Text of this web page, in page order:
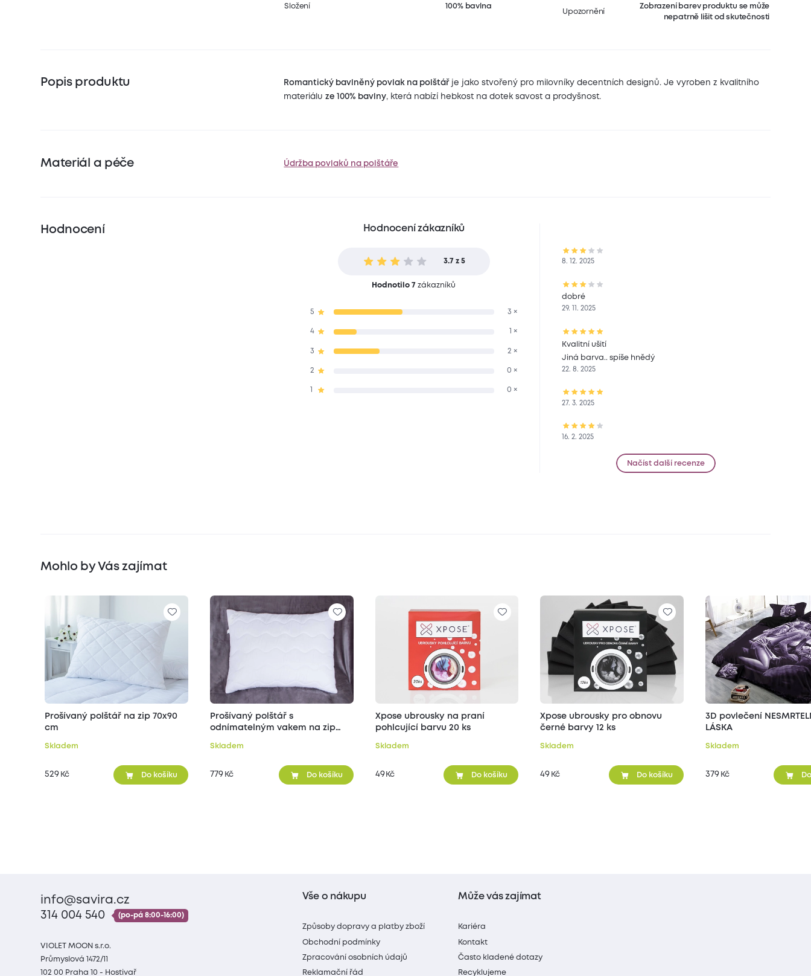
Složení
100% bavlna
Upozornění
Zobrazení barev produktu se může
nepatrně lišit od skutečnosti
Popis produktu Romantický bavlněný povlak na polštářje jako stvořený pro milovníky decentních designů. Je vyroben z kvalitního
materiáluze 100% bavlny, která nabízí hebkost na dotek savost a prodyšnost.
Materiál a péče Údržba povlaků na polštáře
Hodnocení Hodnocení zákazníků
3.7 z 5
Hodnotilo 7 zákazníků
5 3 ×
4 1 ×
3 2 ×
2 0 ×
0 ×
8. 12. 2025
dobré
29. 11. 2025
Kvalitní ušití
Jiná barva.. spíše hnědý
22. 8. 2025
27. 3. 2025
16. 2. 2025
Načíst další recenze
Mohlo by Vás zajímat
Prošívaný polštář na zip 70x90
cm
Skladem
529 Kč Do košíku
Prošívaný polštář s
odnímatelným vakem na zip
Skladem
779 Kč Do košíku
Xpose ubrousky na praní
pohlcující barvu 20 ks
Skladem
49 Kč Do košíku
Xpose ubrousky pro obnovu
černé barvy 12 ks
Skladem
49 Kč Do košíku
3D povlečení
LÁSKA
Skladem
379 Kč
info@savira.cz
314 004 540
(po-pá 8:00-16:00)
VIOLET MOON s.r.o.
Průmyslová 1472/11
102 00 Praha 10 - Hostivař
Vše o nákupu
Způsoby dopravy a platby zboží
Obchodní podmínky
Zpracování osobních údajů
Reklamační řád
Může vás zajímat
Kariéra
Kontakt
Často kladené dotazy
Recyklujeme